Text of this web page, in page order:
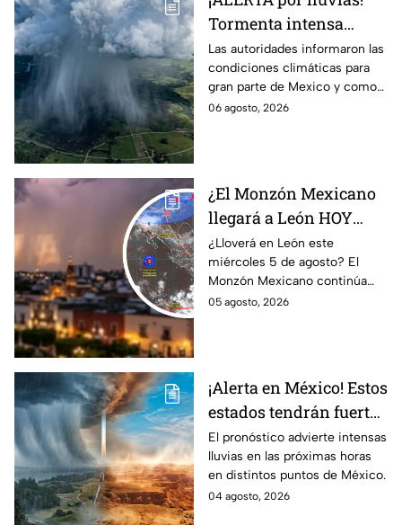
Tormenta intensa
azotará en varios
estado; ¿afectará a
Guanajuato?
Las autoridades informaron las
condiciones climáticas para
gran parte de Mexico y como
afectará a la entidad.
06 agosto, 2026
¿El Monzón Mexicano
llegará a León HOY
miércoles? Esto dice el
pronóstico para este 5
de agosto
¿Lloverá en León este
miércoles 5 de agosto? El
Monzón Mexicano continúa
afectando a varios estados del
05 agosto, 2026
¡Alerta en México! Estos
estados tendrán fuertes
precipitaciones;
¿afectará a Guanajuato?
El pronóstico advierte intensas
lluvias en las próximas horas
en distintos puntos de México.
04 agosto, 2026